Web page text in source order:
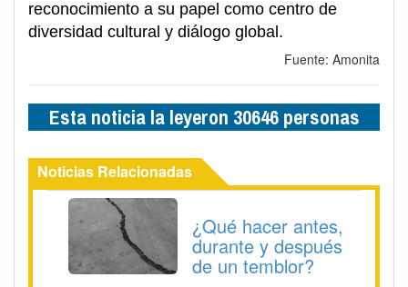
reconocimiento a su papel como centro de
diversidad cultural y diálogo global.
Fuente: Amonita
Esta noticia la leyeron 30646 personas
Noticias Relacionadas
¿Qué hacer antes,
durante y después
de un temblor?